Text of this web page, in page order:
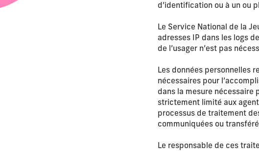
d’identification ou à un ou
Le Service National de la
adresses IP dans les logs
de l’usager n’est pas
Les données personnelles
nécessaires pour
dans la mesure nécessaire
strictement limité aux
processus de traitement
communiquées ou
Le responsable de ces